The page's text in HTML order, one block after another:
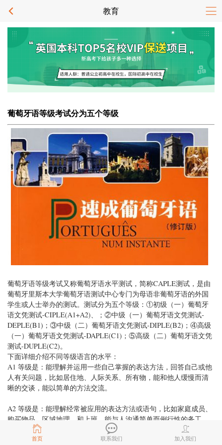
教育
首页 联系我们 加入我们
葡萄牙语等级考试分为五个等级
葡萄牙语等级考试又称葡萄牙语水平测试，简称CAPLE测试，是由
葡萄牙里斯本大学葡萄牙语测试中心专门为母语非葡萄牙语的外国
学生或人士举办的测试。测试分为五个等级：①初级（一）葡萄牙
语文凭测试-CIPLE(A1+A2)、；②中级（一）葡萄牙语文凭测试-
DEPLE(B1)；③中级（二）葡萄牙语文凭测试-DIPLE(B2)；④高级
（一）葡萄牙语文凭测试-DAPLE(C1)；⑤高级（二）葡萄牙语文凭
测试-DUPLE(C2)。
下面详细介绍不同等级语言的水平：
A1 等级是：能理解并运用一些自己掌握的表达方法，回答自己或他
人有关问题，比如居住地、人际关系、所有物，能和他人缓慢而清
晰的交谈，能以简单的方法交流。
A2 等级是：能理解经常被应用的表达方法或语句，比如家庭成员、
购买物品、区域地理、和上班，能与人沟通简单而例行性的务工，
这类工作通常只需求简单而直接的日常信息，另外，能够用粗浅的
词语解释自身背景、以及周边事物。